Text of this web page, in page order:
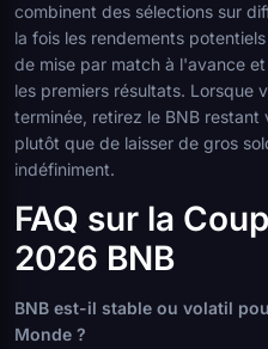
combinent des sélections sur
la fois les rendements
de mise par match à l'avance
les premiers résultats. Lorsque
terminée, retirez le BNB
plutôt que de laisser de gros
indéfiniment.
FAQ sur la
2026 BNB
BNB est-il stable ou volatil
Monde ?